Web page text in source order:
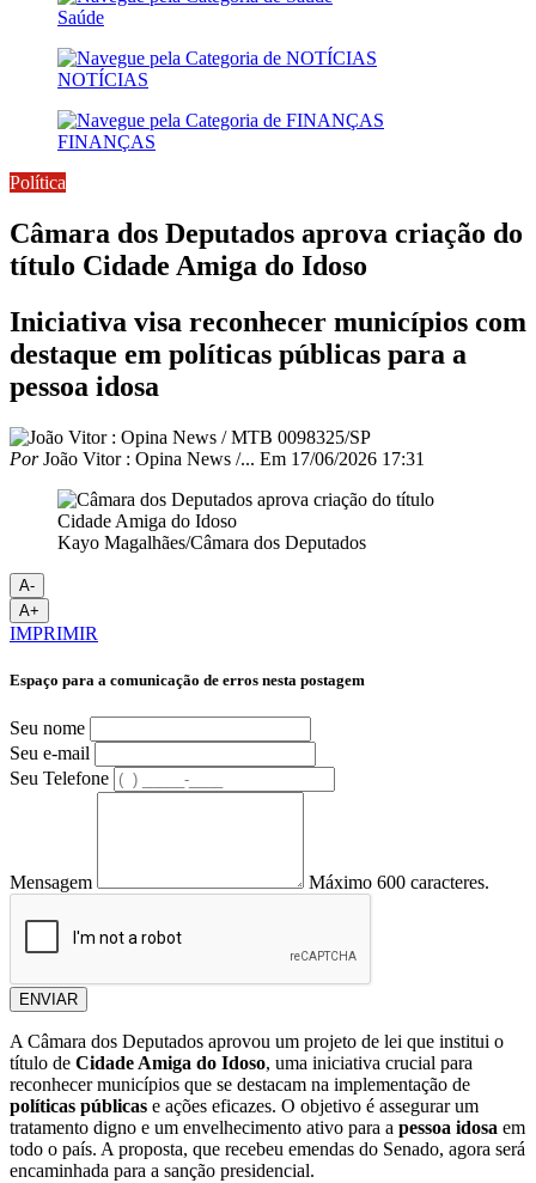
Saúde
NOTÍCIAS
FINANÇAS
Política
Câmara dos Deputados aprova criação do
título Cidade Amiga do Idoso
Iniciativa visa reconhecer municípios com
destaque em políticas públicas para a
pessoa idosa
PorJoão Vitor : Opina News /... Em 17/06/2026 17:31
Kayo Magalhães/Câmara dos Deputados
A-
A+
IMPRIMIR
Espaço para a comunicação de erros nesta postagem
Seu nome
Seu e-mail
Seu Telefone
Mensagem Máximo 600 caracteres.
ENVIAR
A Câmara dos Deputados aprovou um projeto de lei que institui o
título de Cidade Amiga do Idoso, uma iniciativa crucial para
reconhecer municípios que se destacam na implementação de
políticas públicas e ações eficazes. O objetivo é assegurar um
tratamento digno e um envelhecimento ativo para a pessoa idosa em
todo o país. A proposta, que recebeu emendas do Senado, agora será
encaminhada para a sanção presidencial.